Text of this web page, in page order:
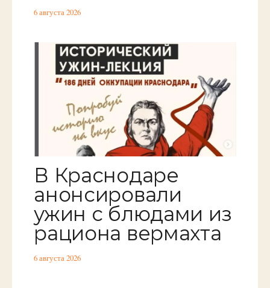
6 августа 2026
В Краснодаре
анонсировали
ужин с блюдами из
рациона вермахта
6 августа 2026